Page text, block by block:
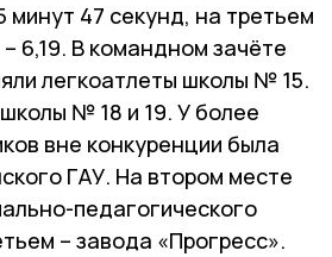
минут 47 секунд, на третьем
6,19. В командном зачёте
легкоатлеты школы № 15.
№ 18 и 19. У более
вне конкуренции была
ГАУ. На втором месте
педагогического
– завода «Прогресс».